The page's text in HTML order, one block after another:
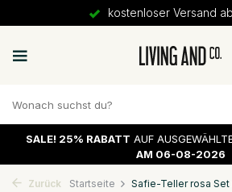
kostenloser Versand ab
SALE! 25% RABATT AUF
AM 06-08-2026
Zurück Startseite Safie-Teller rosa Set